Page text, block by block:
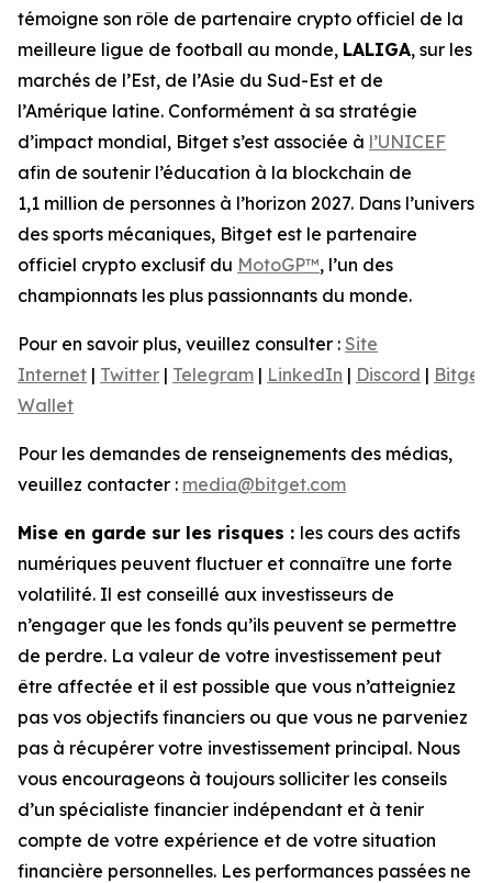
témoigne son rôle de partenaire crypto officiel de la
meilleure ligue de football au monde, LALIGA, sur les
marchés de l’Est, de l’Asie du Sud-Est et de
l’Amérique latine. Conformément à sa stratégie
d’impact mondial, Bitget s’est associée à l’UNICEF
afin de soutenir l’éducation à la blockchain de
1,1 million de personnes à l’horizon 2027. Dans l’univers
des sports mécaniques, Bitget est le partenaire
officiel crypto exclusif du MotoGP™, l’un des
championnats les plus passionnants du monde.
Pour en savoir plus, veuillez consulter : Site
Internet | Twitter | Telegram | LinkedIn | Discord | Bitget
Wallet
Pour les demandes de renseignements des médias,
veuillez contacter : media@bitget.com
Mise en garde sur les risques : les cours des actifs
numériques peuvent fluctuer et connaître une forte
volatilité. Il est conseillé aux investisseurs de
n’engager que les fonds qu’ils peuvent se permettre
de perdre. La valeur de votre investissement peut
être affectée et il est possible que vous n’atteigniez
pas vos objectifs financiers ou que vous ne parveniez
pas à récupérer votre investissement principal. Nous
vous encourageons à toujours solliciter les conseils
d’un spécialiste financier indépendant et à tenir
compte de votre expérience et de votre situation
financière personnelles. Les performances passées ne